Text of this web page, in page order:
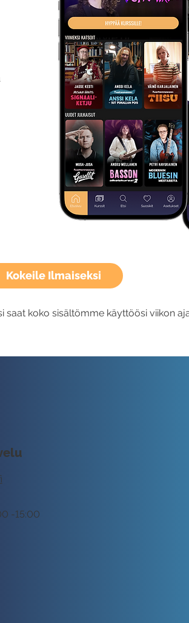
Kokeile Ilmaiseksi
saat koko sisältömme käyttöösi viikon
-15:00